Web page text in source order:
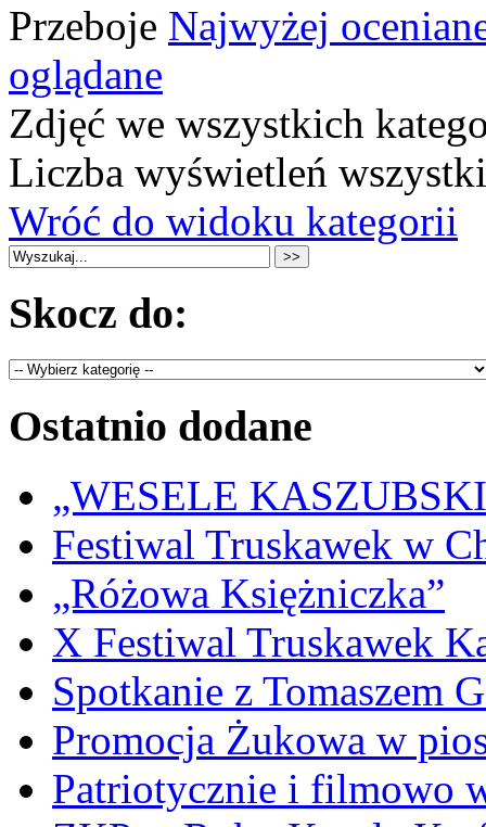
Przeboje Najwyżej
oglądane
Zdjęć we wszystkich
Liczba wyświetleń
Wróć do widoku kategorii
Skocz do:
Ostatnio dodane
„WESELE
Festiwal Truskawek w
„Różowa Księżniczka”
X Festiwal Truskawek
Spotkanie z Tomaszem
Promocja Żukowa w
Patriotycznie i filmowo